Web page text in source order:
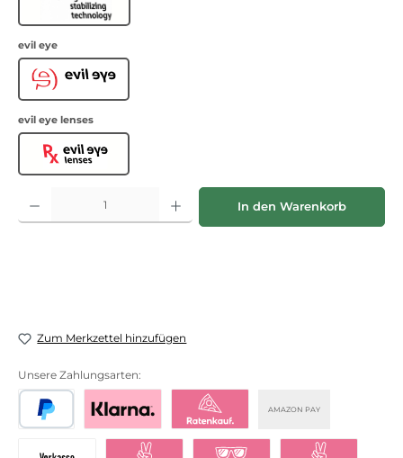
LST
evil eyeauswählen
Evil Eye
evil eye lensesauswählen
Evil Eye lenses
Produkt Anzahl: Gib den gewünschten Wert ein oder benutze die
In den Warenkorb
Zum Merkzettel hinzufügen
Unsere Zahlungsarten:
AMAZON PAY
Bezahlen mit KlarnaKlarna Ratenkauf